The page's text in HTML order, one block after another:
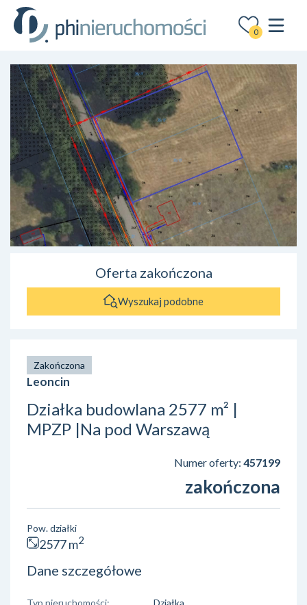
0
Oferta zakończona
Wyszukaj podobne
Zakończona
Leoncin
Działka budowlana 2577 m² |
MPZP |Na pod Warszawą
Numer oferty: 457199
zakończona
Pow. działki
2577 m2
Dane szczegółowe
Typ nieruchomości: Działka